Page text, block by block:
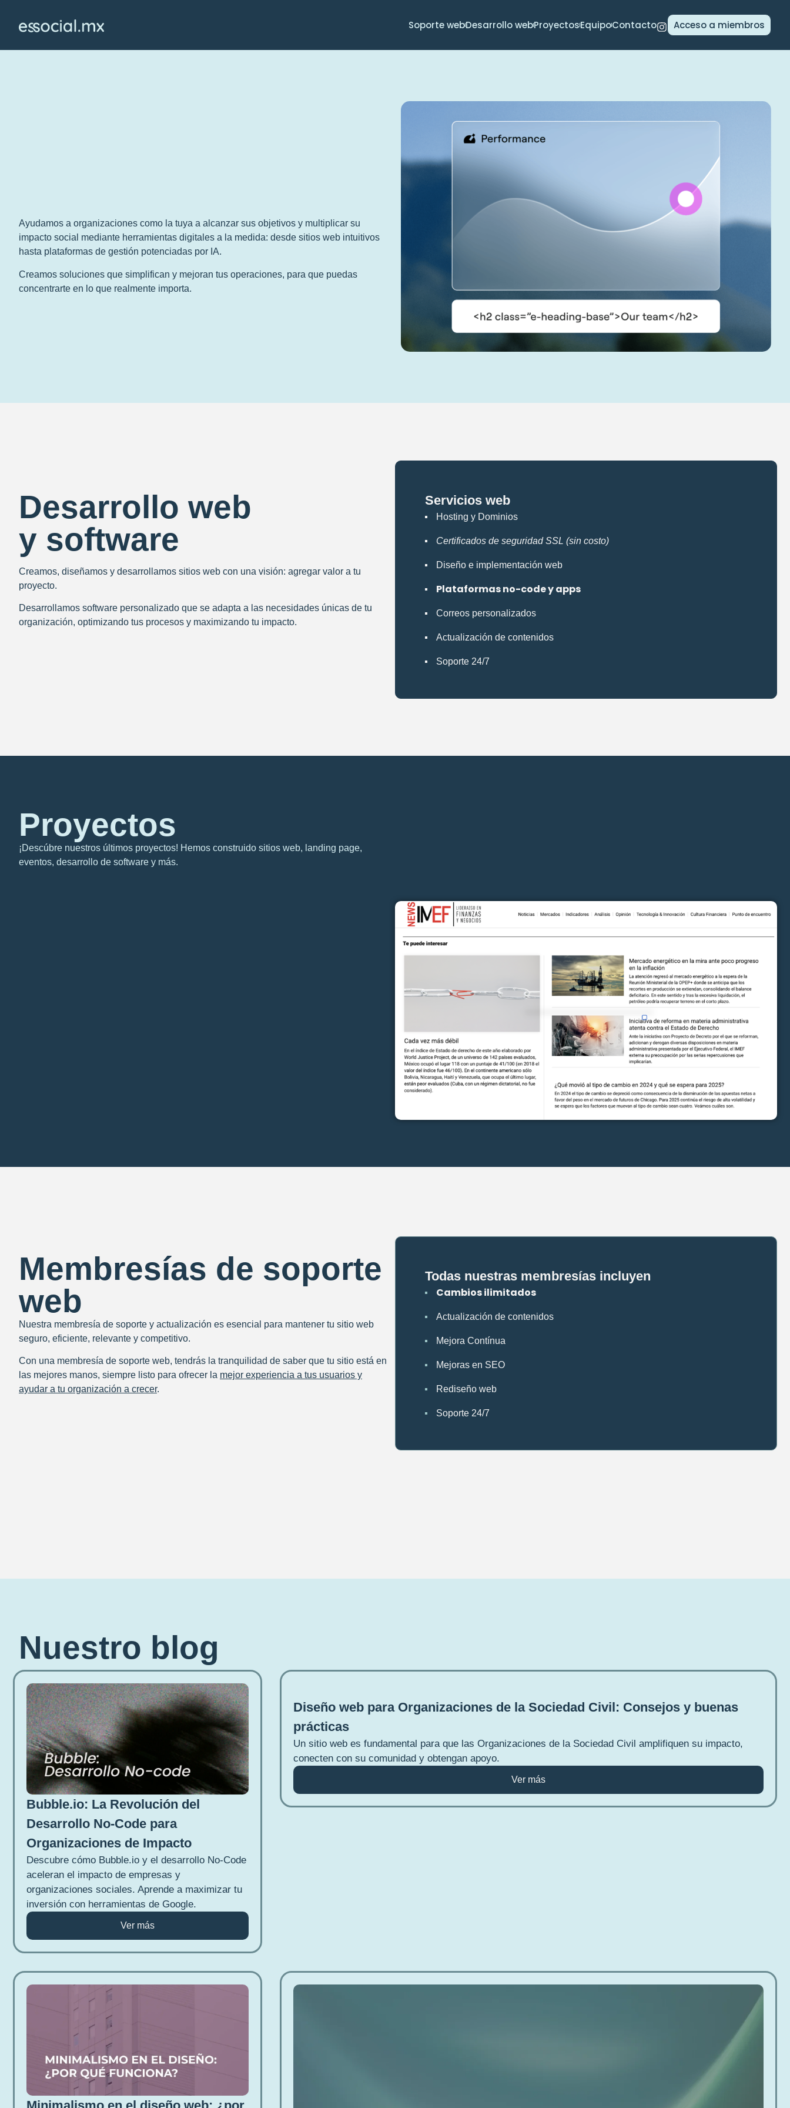
Soporte webDesarrollo webProyectosEquipoContacto Acceso a miembros
Ayudamos a organizaciones como la tuya a alcanzar sus objetivos y multiplicar su
impacto social mediante herramientas digitales a la medida: desde sitios web intuitivos
hasta plataformas de gestión potenciadas por IA.
Creamos soluciones que simplifican y mejoran tus operaciones, para que puedas
concentrarte en lo que realmente importa.
Desarrollo web
y software
Creamos, diseñamos y desarrollamos sitios web con una visión: agregar valor a tu
proyecto.
Desarrollamos software personalizado que se adapta a las necesidades únicas de tu
organización, optimizando tus procesos y maximizando tu impacto.
Servicios web
Hosting y Dominios
Certificados de seguridad SSL (sin costo)
Diseño e implementación web
Plataformas no-code y apps
Correos personalizados
Actualización de contenidos
Soporte 24/7
Proyectos
¡Descúbre nuestros últimos proyectos! Hemos construido sitios web, landing page,
eventos, desarrollo de software y más.
Membresías de soporte
web
Nuestra membresía de soporte y actualización es esencial para mantener tu sitio web
seguro, eficiente, relevante y competitivo.
Con una membresía de soporte web, tendrás la tranquilidad de saber que tu sitio está en
las mejores manos, siempre listo para ofrecer la mejor experiencia a tus usuarios y
ayudar a tu organización a crecer.
Todas nuestras membresías incluyen
Cambios ilimitados
Actualización de contenidos
Mejora Contínua
Mejoras en SEO
Rediseño web
Soporte 24/7
Nuestro blog
Bubble.io: La Revolución del
Desarrollo No-Code para
Organizaciones de Impacto
Descubre cómo Bubble.io y el desarrollo No-Code
aceleran el impacto de empresas y
organizaciones sociales. Aprende a maximizar tu
inversión con herramientas de Google.
Ver más
Diseño web para Organizaciones de la Sociedad Civil: Consejos y buenas
prácticas
Un sitio web es fundamental para que las Organizaciones de la Sociedad Civil amplifiquen su impacto,
conecten con su comunidad y obtengan apoyo.
Ver más